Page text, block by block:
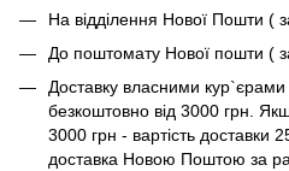
На відділення Нової Пошти (
До поштомату Нової пошти (
Доставку власними кур`єрами
безкоштовно від 3000 грн.
3000 грн - вартість доставки
доставка Новою Поштою за